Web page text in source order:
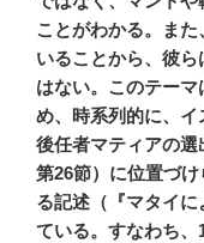
ことがわかる。ま
いることから、彼
はない。このテー
め、時系列的に、 イ
後任者マティアの
第26節）に位置づ
る記述（『マタイ
ている。すなわち